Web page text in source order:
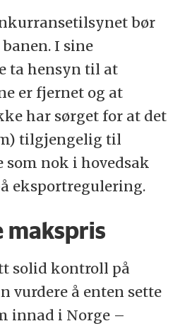
bør
I sine
ta hensyn til at
er fjernet og at
har sørget for at det
tilgjengelig til
nok i hovedsak
eksportregulering.
makspris
solid kontroll på
vurdere å enten sette
innad i Norge –